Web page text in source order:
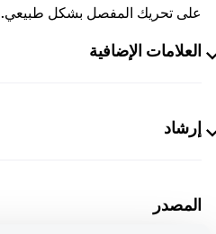
على تحريك المفصل بشكل طبيعي.
العلامات الإضافية
إرشاد
المصدر